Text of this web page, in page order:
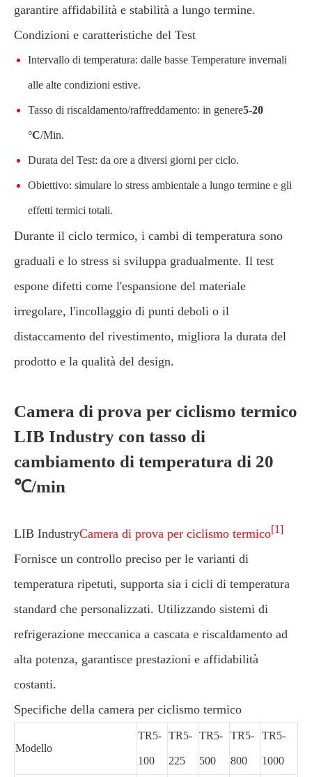
garantire affidabilità e stabilità a lungo termine.
Condizioni e caratteristiche del Test
Intervallo di temperatura: dalle basse Temperature invernali
alle alte condizioni estive.
Tasso di riscaldamento/raffreddamento: in genere5-20
°C/Min.
Durata del Test: da ore a diversi giorni per ciclo.
Obiettivo: simulare lo stress ambientale a lungo termine e gli
effetti termici totali.
Durante il ciclo termico, i cambi di temperatura sono
graduali e lo stress si sviluppa gradualmente. Il test
espone difetti come l'espansione del materiale
irregolare, l'incollaggio di punti deboli o il
distaccamento del rivestimento, migliora la durata del
prodotto e la qualità del design.
Camera di prova per ciclismo termico
LIB Industry con tasso di
cambiamento di temperatura di 20
℃/min
LIB IndustryCamera di prova per ciclismo termico[1]
Fornisce un controllo preciso per le varianti di
temperatura ripetuti, supporta sia i cicli di temperatura
standard che personalizzati. Utilizzando sistemi di
refrigerazione meccanica a cascata e riscaldamento ad
alta potenza, garantisce prestazioni e affidabilità
costanti.
Specifiche della camera per ciclismo termico
Modello
TR5-
100
TR5-
225
TR5-
500
TR5-
800
TR5-
1000